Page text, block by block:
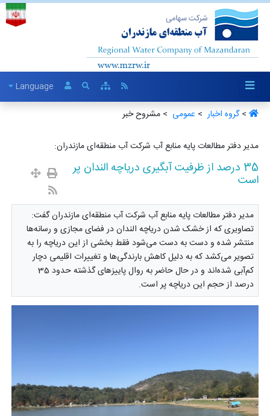
Language
>گروه اخبار ‏ > عمومی ‏ > مشروح خبر
مدیر دفتر مطالعات پایه منابع آب شرکت آب منطقه‌ای مازندران:
35 درصد از ظرفیت آبگیری دریاچه الندان پر
است
مدیر دفتر مطالعات پایه منابع آب شرکت آب منطقه‌ای مازندران گفت:
تصاویری که از خشک شدن دریاچه الندان در فضای مجازی و رسانه‌ها
منتشر شده و دست به دست می‌شود فقط بخشی از این دریاچه را به
تصویر می‌کشد که به دلیل کاهش بارندگی‌ها و تغییرات اقلیمی دچار
کم‌آبی شده‌اند و در حال حاضر به روال پاییزهای گذشته حدود 35
درصد از حجم این دریاچه پر است.